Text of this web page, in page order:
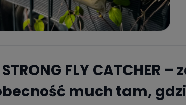
STRONG FLY CATCHER
much tam,